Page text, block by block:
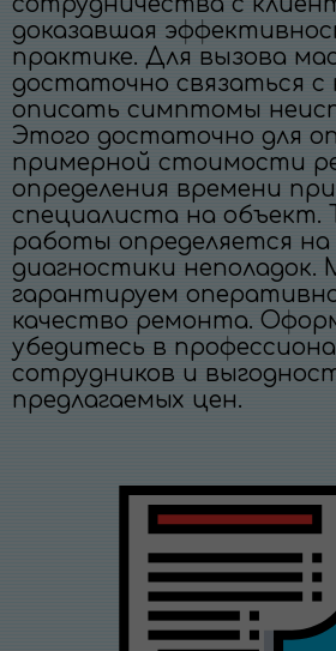
доказавшая
практике. Для вызова
достаточно связаться с
описать симптомы
Этого достаточно для
примерной стоимости
определения времени
специалиста на объект.
работы определяется на
диагностики неполадок.
гарантируем
качество ремонта.
убедитесь в
сотрудников и
предлагаемых цен.